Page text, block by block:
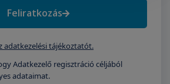
Feliratkozás
adatkezelési tájékoztatót.
Adatkezelő regisztráció céljából
adataimat.